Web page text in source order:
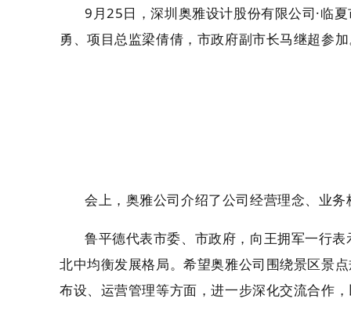
9月25日，深圳奥雅设计股份有限公司·临
勇、项目总监梁倩倩，市政府副市长马继超参
会上，奥雅公司介绍了公司经营理念、业
鲁平德代表市委、市政府，向王拥军一行
北中均衡发展格局。希望奥雅公司围绕景区景
布设、运营管理等方面，进一步深化交流合作